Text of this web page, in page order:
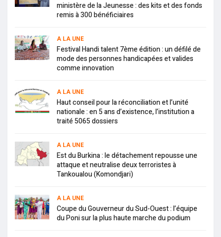
ministère de la Jeunesse : des kits et des fonds
remis à 300 bénéficiaires
A LA UNE
Festival Handi talent 7ème édition : un défilé de
mode des personnes handicapées et valides
comme innovation
A LA UNE
Haut conseil pour la réconciliation et l’unité
nationale : en 5 ans d’existence, l’institution a
traité 5065 dossiers
A LA UNE
Est du Burkina : le détachement repousse une
attaque et neutralise deux terroristes à
Tankoualou (Komondjari)
A LA UNE
Coupe du Gouverneur du Sud-Ouest : l’équipe
du Poni sur la plus haute marche du podium